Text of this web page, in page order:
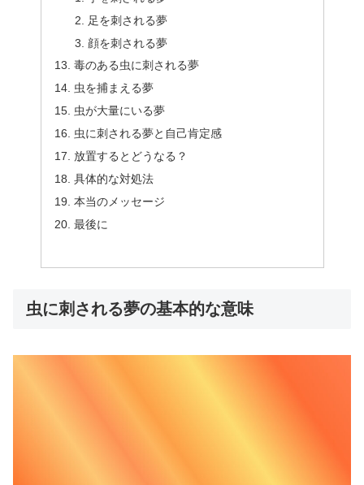
足を刺される夢
顔を刺される夢
毒のある虫に刺される夢
虫を捕まえる夢
虫が大量にいる夢
虫に刺される夢と自己肯定感
放置するとどうなる？
具体的な対処法
本当のメッセージ
最後に
虫に刺される夢の基本的な意味